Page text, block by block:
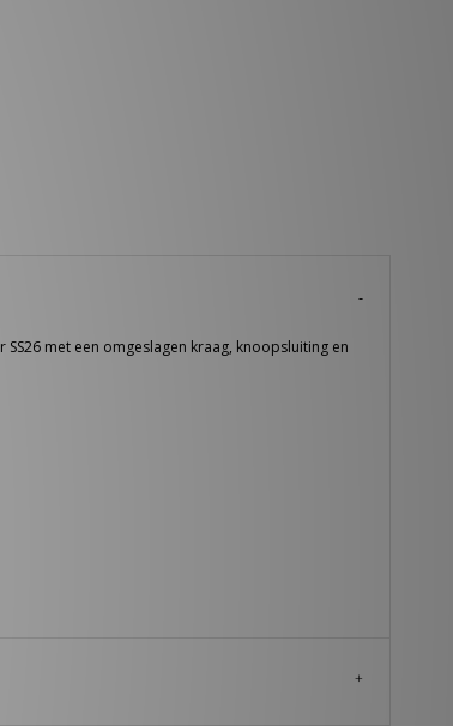
met een omgeslagen kraag, knoopsluiting en